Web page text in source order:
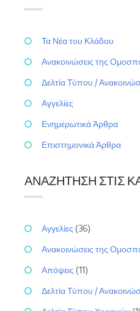
Τα Νέα του Κλάδου
Ανακοινώσεις της
Δελτία Τύπου /
Αγγελίες
Ενημερωτικά Άρθρα
Επιστημονικά Άρθρα
ΑΝΑΖΉΤΗΣΗ ΣΤΙΣ
Αγγελίες (36)
Ανακοινώσεις της
Απόψεις (11)
Δελτία Τύπου /